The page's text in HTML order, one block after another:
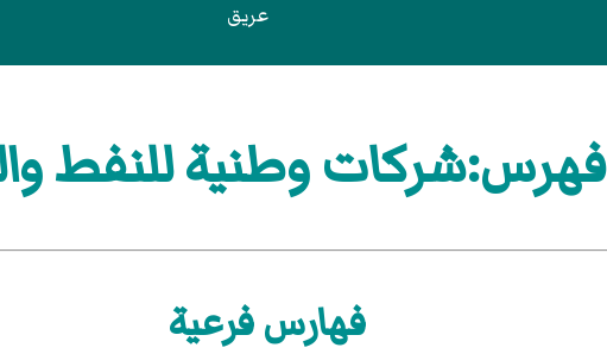
عريق
فهرس:شركات وطنية للنفط
فهارس فرعية